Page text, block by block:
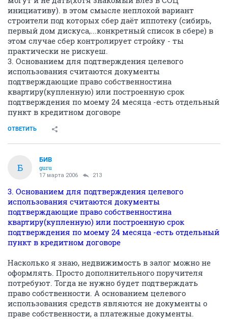
инициативу). в этом смысле неплохой вариант
строители под которых сбер даёт иппотеку (сибирь,
первый дом дискуса,...конкретный список в сбере) в
этом случае сбер контролирует стройку - ты
практически не рискуеш.
3. Основанием для подтверждения целевого
использования считаются документы
подтверждающие право собственностина
квартиру(купленную) или построенную срок
подтверждения по моему 24 месяца -есть отдельный
пункт в кредитном договоре
ОТВЕТИТЬ
Б
БИВ
guru
17 марта 2006 213
3. Основанием для подтверждения целевого
использования считаются документы
подтверждающие право собственностина
квартиру(купленную) или построенную срок
подтверждения по моему 24 месяца -есть отдельный
пункт в кредитном договоре
Насколько я знаю, недвижимость в залог можно не
оформлять. Просто дополнительного поручителя
потребуют. Тогда не нужно будет подтверждать
право собственности. А основанием целевого
использования средств являются не документы о
праве собственности, а платежные документы.